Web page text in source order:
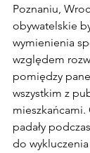
Poznaniu,
obywatelskie
wymienienia
względem
pomiędzy
wszystkim z
mieszkańcami.
padały
do